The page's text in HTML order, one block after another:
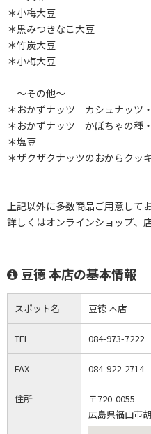
＊小梅大豆
＊黒みつきなこ大豆
＊竹炭大豆
＊小梅大豆
～その他～
＊おかずナッツ カシュナッツ
＊おかずナッツ かぼちゃの種
＊塩豆
＊ザクザクナッツのおからクッ
上記以外に多数商品ご用意して
詳しくはオンラインショップ、
豆徳 本店の基本情報
スポット名 豆徳 本店
TEL 084-973-7222
FAX 084-922-2714
住所
〒720-0055
広島県福山市